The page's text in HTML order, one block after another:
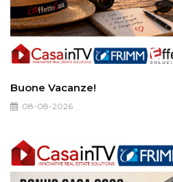
Buone Vacanze!
08-08-2026